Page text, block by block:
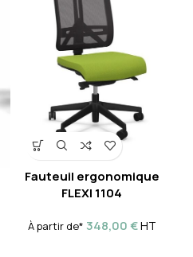
Fauteuil ergonomique
FLEXI 1104
À partir de* 348,00€HT